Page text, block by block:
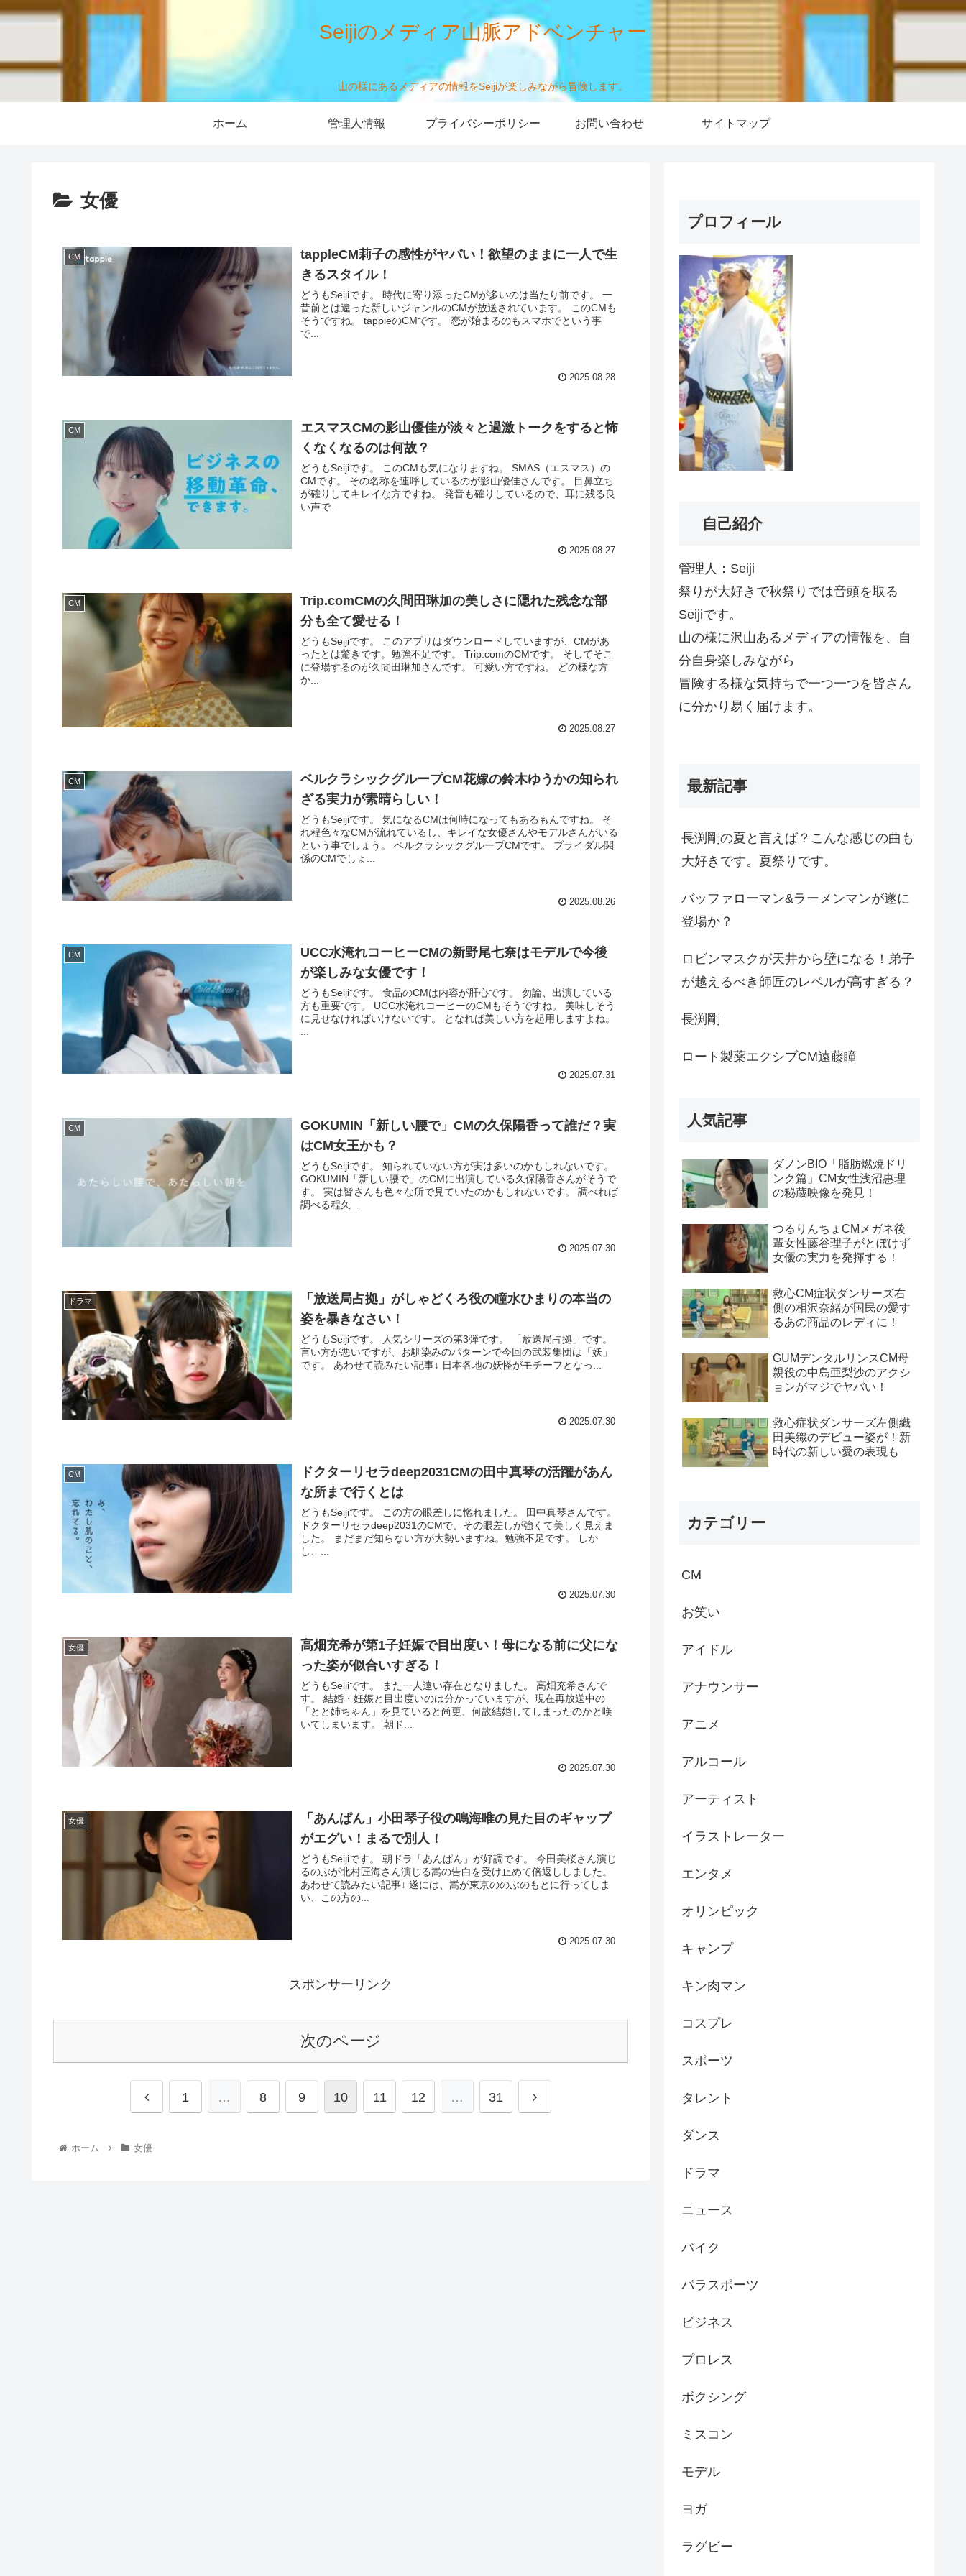
Seijiのメディア山脈アドベンチャー
山の様にあるメディアの情報をSeijiが楽しみながら冒険します。
ホーム 管理人情報 プライバシーポリシー お問い合わせ サイトマップ
女優
CM
tappleCM莉子の感性がヤバい！欲望のままに一人で生
きるスタイル！
どうもSeijiです。 時代に寄り添ったCMが多いのは当たり前です。 一
昔前とは違った新しいジャンルのCMが放送されています。 このCMも
そうですね。 tappleのCMです。 恋が始まるのもスマホでという事
で...
2025.08.28
CM
エスマスCMの影山優佳が淡々と過激トークをすると怖
くなくなるのは何故？
どうもSeijiです。 このCMも気になりますね。 SMAS（エスマス）の
CMです。 その名称を連呼しているのが影山優佳さんです。 目鼻立ち
が確りしてキレイな方ですね。 発音も確りしているので、耳に残る良
い声で...
2025.08.27
CM
Trip.comCMの久間田琳加の美しさに隠れた残念な部
分も全て愛せる！
どうもSeijiです。 このアプリはダウンロードしていますが、CMがあ
ったとは驚きです。勉強不足です。 Trip.comのCMです。 そしてそこ
に登場するのが久間田琳加さんです。 可愛い方ですね。 どの様な方
か...
2025.08.27
CM
ベルクラシックグループCM花嫁の鈴木ゆうかの知られ
ざる実力が素晴らしい！
どうもSeijiです。 気になるCMは何時になってもあるもんですね。 そ
れ程色々なCMが流れているし、キレイな女優さんやモデルさんがいる
という事でしょう。 ベルクラシックグループCMです。 ブライダル関
係のCMでしょ...
2025.08.26
CM
UCC水淹れコーヒーCMの新野尾七奈はモデルで今後
が楽しみな女優です！
どうもSeijiです。 食品のCMは内容が肝心です。 勿論、出演している
方も重要です。 UCC水淹れコーヒーのCMもそうですね。 美味しそう
に見せなければいけないです。 となれば美しい方を起用しますよね。
2025.07.31
CM
GOKUMIN「新しい腰で」CMの久保陽香って誰だ？実
はCM女王かも？
どうもSeijiです。 知られていない方が実は多いのかもしれないです。
GOKUMIN「新しい腰で」のCMに出演している久保陽香さんがそうで
す。 実は皆さんも色々な所で見ていたのかもしれないです。 調べれば
調べる程久...
2025.07.30
ドラマ
「放送局占拠」がしゃどくろ役の瞳水ひまりの本当の
姿を暴きなさい！
どうもSeijiです。 人気シリーズの第3弾です。 「放送局占拠」です。
言い方が悪いですが、お馴染みのパターンで今回の武装集団は「妖」
です。 あわせて読みたい記事↓ 日本各地の妖怪がモチーフとなっ...
2025.07.30
CM
ドクターリセラdeep2031CMの田中真琴の活躍があん
な所まで行くとは
どうもSeijiです。 この方の眼差しに惚れました。 田中真琴さんです。
ドクターリセラdeep2031のCMで、その眼差しが強くて美しく見えま
した。 まだまだ知らない方が大勢いますね。勉強不足です。 しか
し、...
2025.07.30
女優
高畑充希が第1子妊娠で目出度い！母になる前に父にな
った姿が似合いすぎる！
どうもSeijiです。 また一人遠い存在となりました。 高畑充希さんで
す。 結婚・妊娠と目出度いのは分かっていますが、現在再放送中の
「とと姉ちゃん」を見ていると尚更、何故結婚してしまったのかと嘆
いてしまいます。 朝ド...
2025.07.30
女優
「あんぱん」小田琴子役の鳴海唯の見た目のギャップ
がエグい！まるで別人！
どうもSeijiです。 朝ドラ「あんぱん」が好調です。 今田美桜さん演じ
るのぶが北村匠海さん演じる嵩の告白を受け止めて倍返ししました。
あわせて読みたい記事↓ 遂には、嵩が東京ののぶのもとに行ってしま
い、この方の...
2025.07.30
スポンサーリンク
次のページ
1 … 8 9 10 11 12 … 31
ホーム 女優
プロフィール
自己紹介
管理人：Seiji
祭りが大好きで秋祭りでは音頭を取る
Seijiです。
山の様に沢山あるメディアの情報を、自
分自身楽しみながら
冒険する様な気持ちで一つ一つを皆さん
に分かり易く届けます。
最新記事
長渕剛の夏と言えば？こんな感じの曲も
大好きです。夏祭りです。
バッファローマン&ラーメンマンが遂に
登場か？
ロビンマスクが天井から壁になる！弟子
が越えるべき師匠のレベルが高すぎる？
長渕剛
ロート製薬エクシブCM遠藤瞳
人気記事
ダノンBIO「脂肪燃焼ドリ
ンク篇」CM女性浅沼惠理
の秘蔵映像を発見！
つるりんちょCMメガネ後
輩女性藤谷理子がとぼけず
女優の実力を発揮する！
救心CM症状ダンサーズ右
側の相沢奈緒が国民の愛す
るあの商品のレディに！
GUMデンタルリンスCM母
親役の中島亜梨沙のアクシ
ョンがマジでヤバい！
救心症状ダンサーズ左側織
田美織のデビュー姿が！新
時代の新しい愛の表現も
カテゴリー
CM
お笑い
アイドル
アナウンサー
アニメ
アルコール
アーティスト
イラストレーター
エンタメ
オリンピック
キャンプ
キン肉マン
コスプレ
スポーツ
タレント
ダンス
ドラマ
ニュース
バイク
パラスポーツ
ビジネス
プロレス
ボクシング
ミスコン
モデル
ヨガ
ラグビー